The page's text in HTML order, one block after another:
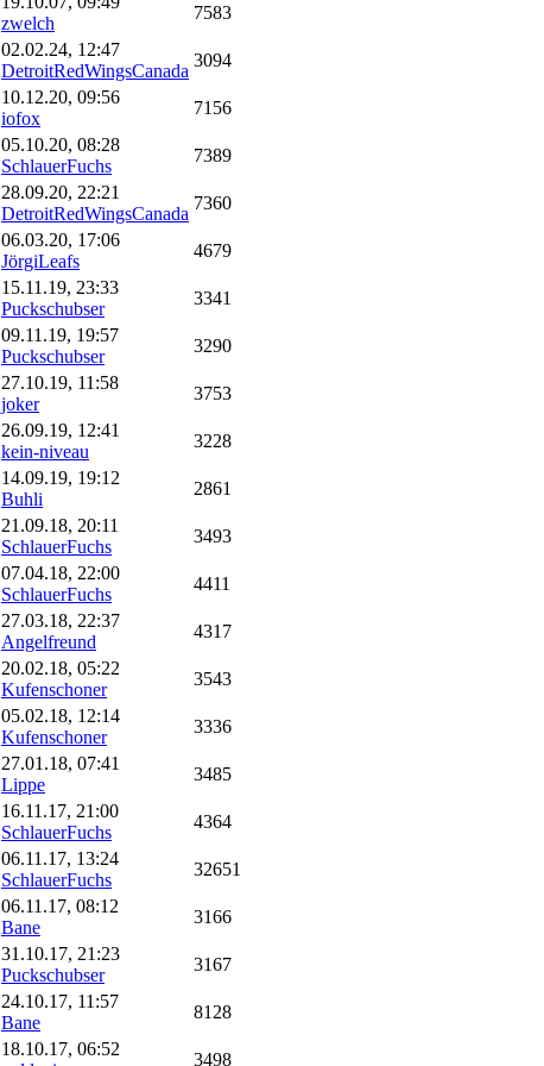
zwelch
7583
02.02.24, 12:47
DetroitRedWingsCanada
3094
10.12.20, 09:56
iofox
7156
05.10.20, 08:28
SchlauerFuchs
7389
28.09.20, 22:21
DetroitRedWingsCanada
7360
06.03.20, 17:06
JörgiLeafs
4679
15.11.19, 23:33
Puckschubser
3341
09.11.19, 19:57
Puckschubser
3290
27.10.19, 11:58
joker
3753
26.09.19, 12:41
kein-niveau
3228
14.09.19, 19:12
Buhli
2861
21.09.18, 20:11
SchlauerFuchs
3493
07.04.18, 22:00
SchlauerFuchs
4411
27.03.18, 22:37
Angelfreund
4317
20.02.18, 05:22
Kufenschoner
3543
05.02.18, 12:14
Kufenschoner
3336
27.01.18, 07:41
Lippe
3485
16.11.17, 21:00
SchlauerFuchs
4364
06.11.17, 13:24
SchlauerFuchs
32651
06.11.17, 08:12
Bane
3166
31.10.17, 21:23
Puckschubser
3167
24.10.17, 11:57
Bane
8128
18.10.17, 06:52
3498